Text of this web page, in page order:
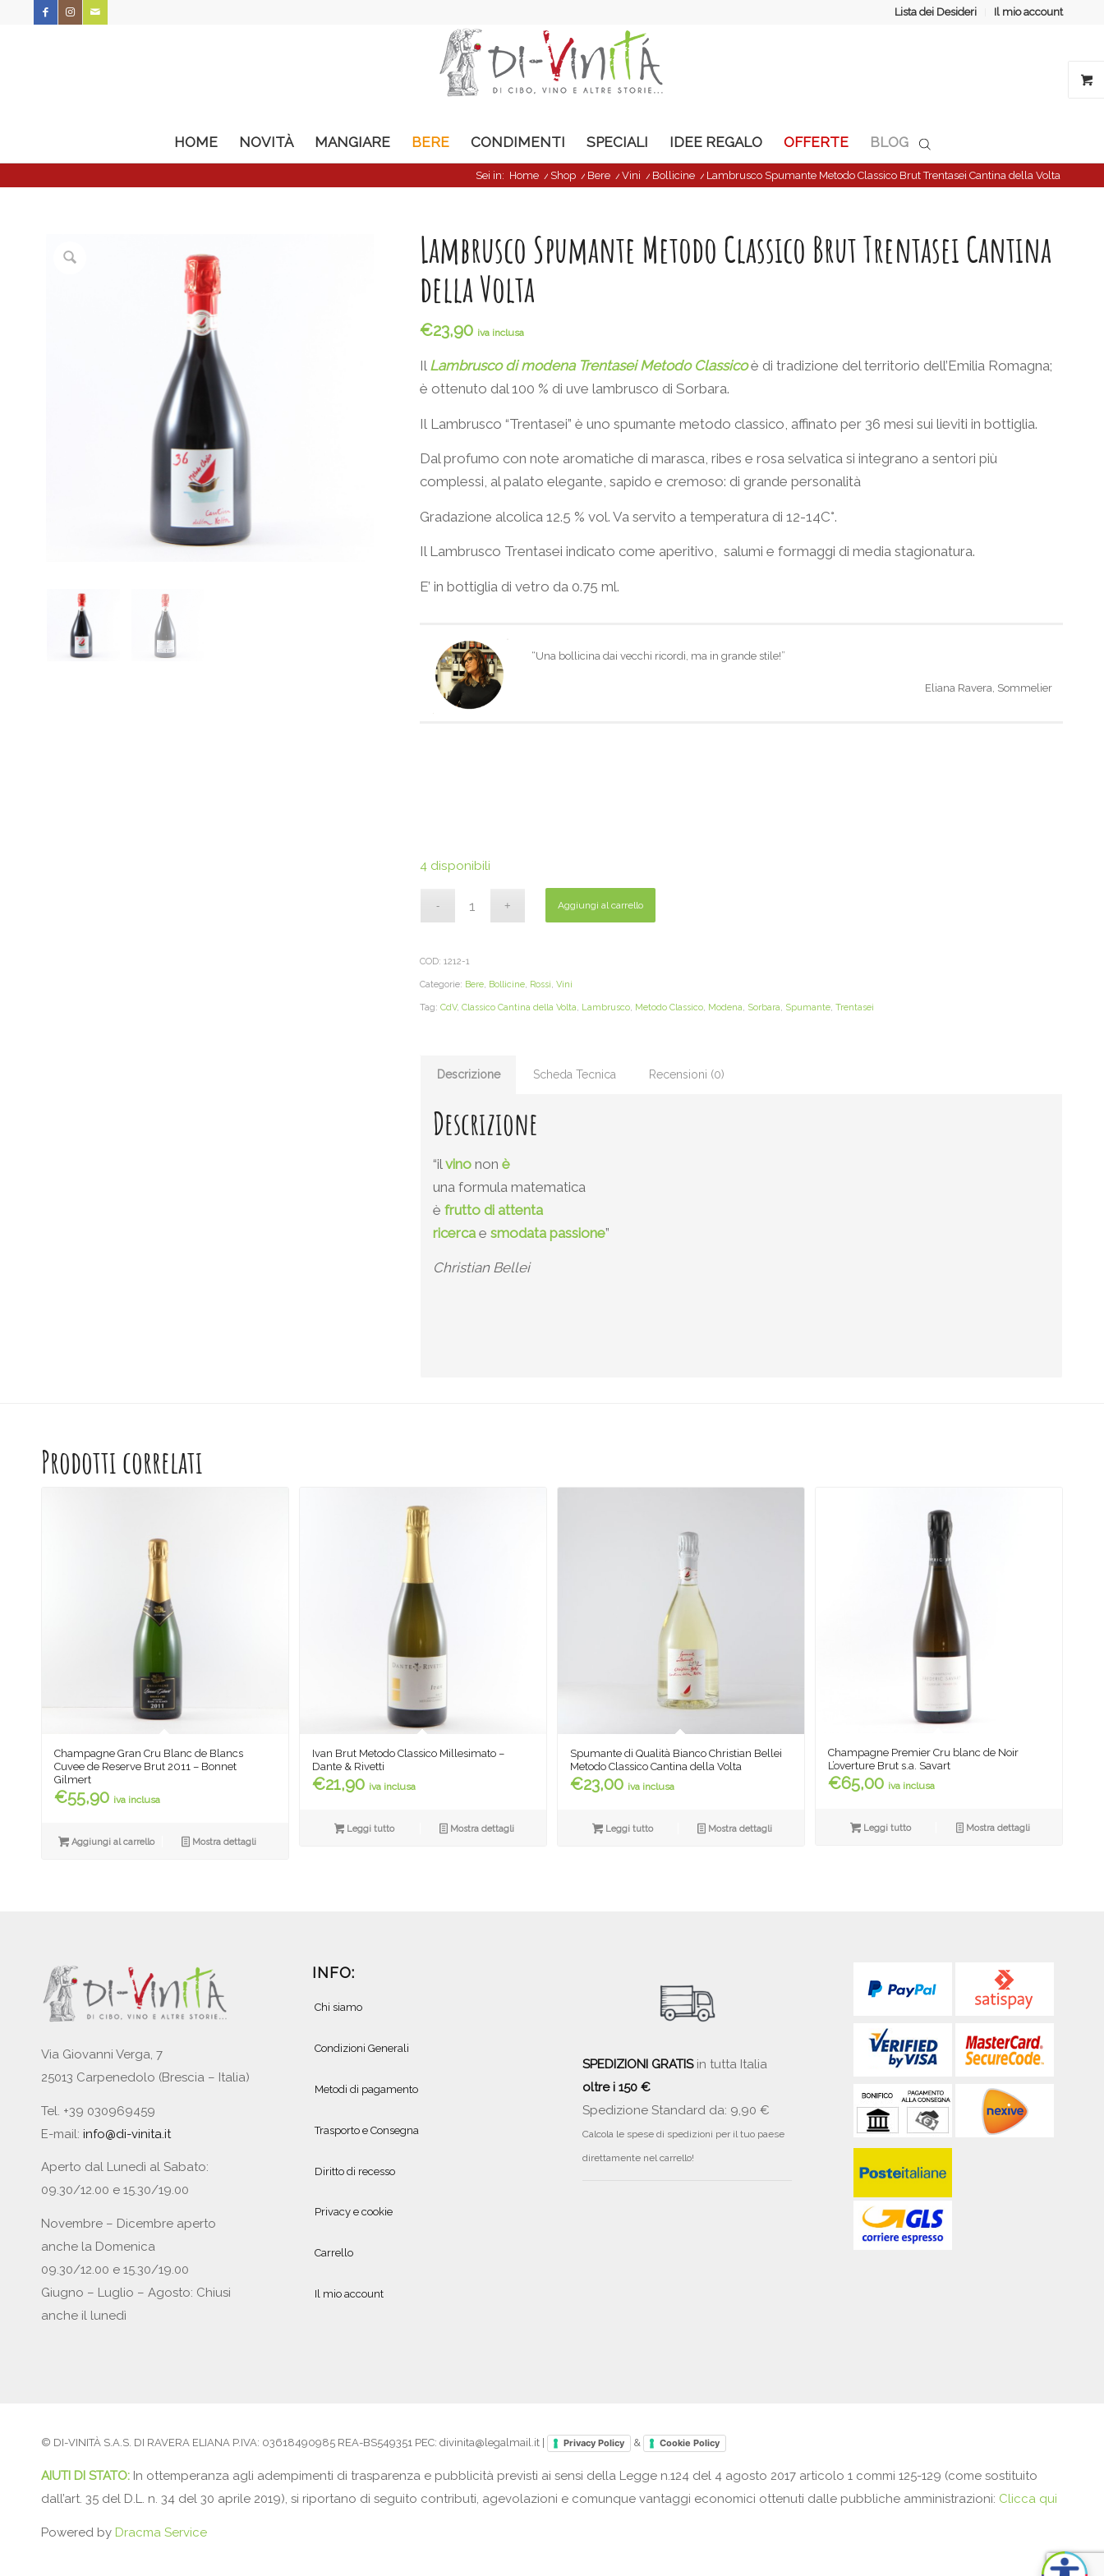
Lista dei Desideri Il mio account
HOME NOVITÀ MANGIARE BERE CONDIMENTI SPECIALI IDEE REGALO OFFERTE BLOG
Sei in: Home / Shop / Bere / Vini / Bollicine / Lambrusco Spumante Metodo Classico Brut Trentasei Cantina della Volta
Lambrusco Spumante Metodo Classico Brut Trentasei Cantina
della Volta
€23,90 iva inclusa
Il Lambrusco di modena Trentasei Metodo Classicoè di tradizione del territorio dell’Emilia Romagna;
è ottenuto dal 100 % di uve lambrusco di Sorbara.
Il Lambrusco “Trentasei” è uno spumante metodo classico, affinato per 36 mesi sui lieviti in bottiglia.
Dal profumo con note aromatiche di marasca, ribes e rosa selvatica si integrano a sentori più
complessi, al palato elegante, sapido e cremoso: di grande personalità
Gradazione alcolica 12.5 % vol. Va servito a temperatura di 12-14C°.
Il Lambrusco Trentasei indicato come aperitivo, salumi e formaggi di media stagionatura.
E’ in bottiglia di vetro da 0.75 ml.
“Una bollicina dai vecchi ricordi, ma in grande stile!”
Eliana Ravera, Sommelier
4 disponibili
Aggiungi al carrello
COD: 1212-1
Categorie: Bere, Bollicine, Rossi, Vini
Tag: CdV, Classico Cantina della Volta, Lambrusco, Metodo Classico, Modena, Sorbara, Spumante, Trentasei
Descrizione Scheda Tecnica Recensioni (0)
Descrizione
“il vino non è
una formula matematica
è frutto di attenta
ricerca e smodata passione”
Christian Bellei
Prodotti correlati
Champagne Gran Cru Blanc de Blancs
Cuvee de Reserve Brut 2011 – Bonnet
Gilmert
€55,90 iva inclusa
Aggiungi al carrello Mostra dettagli
Ivan Brut Metodo Classico Millesimato –
Dante & Rivetti
€21,90 iva inclusa
Leggi tutto Mostra dettagli
Spumante di Qualità Bianco Christian Bellei
Metodo Classico Cantina della Volta
€23,00 iva inclusa
Leggi tutto Mostra dettagli
Champagne Premier Cru blanc de Noir
L’overture Brut s.a. Savart
€65,00 iva inclusa
Leggi tutto Mostra dettagli
Via Giovanni Verga, 7
25013 Carpenedolo (Brescia – Italia)
Tel. +39 030969459
E-mail: info@di-vinita.it
Aperto dal Lunedì al Sabato:
09.30/12.00 e 15.30/19.00
Novembre – Dicembre aperto
anche la Domenica
09.30/12.00 e 15.30/19.00
Giugno – Luglio – Agosto: Chiusi
anche il lunedì
INFO:
Chi siamo
Condizioni Generali
Metodi di pagamento
Trasporto e Consegna
Diritto di recesso
Privacy e cookie
Carrello
Il mio account
SPEDIZIONI GRATISin tutta Italia
oltre i 150 €
Spedizione Standard da: 9,90 €
Calcola le spese di spedizioni per il tuo paese
direttamente nel carrello!
© DI-VINITÀ S.A.S. DI RAVERA ELIANA P.IVA: 03618490985 REA-BS549351 PEC: divinita@legalmail.it | Privacy Policy & Cookie Policy
AIUTI DI STATO: In ottemperanza agli adempimenti di trasparenza e pubblicità previsti ai sensi della Legge n.124 del 4 agosto 2017 articolo 1 commi 125-129 (come sostituito
dall’art. 35 del D.L. n. 34 del 30 aprile 2019), si riportano di seguito contributi, agevolazioni e comunque vantaggi economici ottenuti dalle pubbliche amministrazioni: Clicca qui
Powered by Dracma Service